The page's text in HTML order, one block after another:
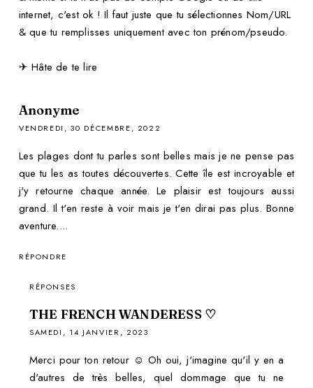
internet, c'est ok ! Il faut juste que tu sélectionnes Nom/URL
& que tu remplisses uniquement avec ton prénom/pseudo.
✈ Hâte de te lire
Anonyme
VENDREDI, 30 DÉCEMBRE, 2022
Les plages dont tu parles sont belles mais je ne pense pas
que tu les as toutes découvertes. Cette île est incroyable et
j'y retourne chaque année. Le plaisir est toujours aussi
grand. Il t'en reste à voir mais je t'en dirai pas plus. Bonne
aventure....
RÉPONDRE
RÉPONSES
THE FRENCH WANDERESS ♡
SAMEDI, 14 JANVIER, 2023
Merci pour ton retour ☺️ Oh oui, j'imagine qu'il y en a
d'autres de très belles, quel dommage que tu ne